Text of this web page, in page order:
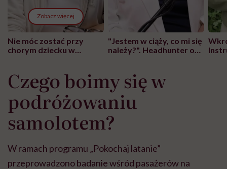
Zobacz więcej
Nie móc zostać przy
chorym dziecku w
może chyba tylko
głupota i brak
wyobraźni"
"Jestem w ciąży, co mi się
należy?". Headhunter o
pracy
Czego boimy się w
podróżowaniu
samolotem?
W ramach programu „Pokochaj latanie”
przeprowadzono badanie wśród pasażerów na